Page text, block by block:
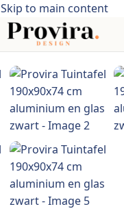
Skip to main content
Tuinmeubelen/Tuintafels